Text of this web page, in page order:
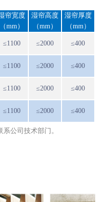
帘宽度
（mm）
湿帘高度
（mm）
湿帘厚度
（mm）
≤1100 ≤2000 ≤400
≤1100 ≤2000 ≤400
≤1100 ≤2000 ≤400
≤1100 ≤2000 ≤400
公司技术部门。